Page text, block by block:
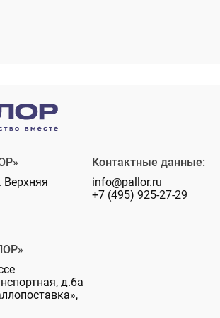
Верхняя
д.6а
Контактные данные:
info@pallor.ru
+7 (495) 925-27-29